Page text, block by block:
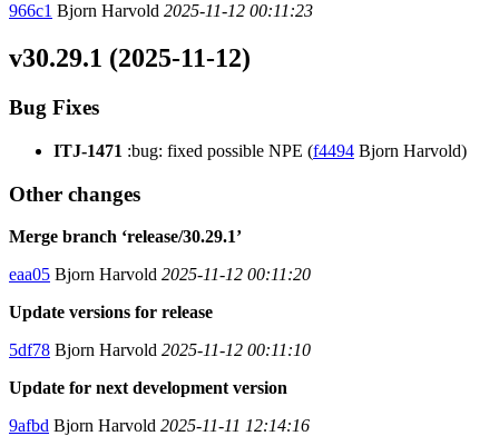
966c1 Bjorn Harvold 2025-11-12 00:11:23
v30.29.1 (2025-11-12)
Bug Fixes
ITJ-1471 :bug: fixed possible NPE (f4494 Bjorn Harvold)
Other changes
Merge branch ‘release/30.29.1’
eaa05 Bjorn Harvold 2025-11-12 00:11:20
Update versions for release
5df78 Bjorn Harvold 2025-11-12 00:11:10
Update for next development version
9afbd Bjorn Harvold 2025-11-11 12:14:16